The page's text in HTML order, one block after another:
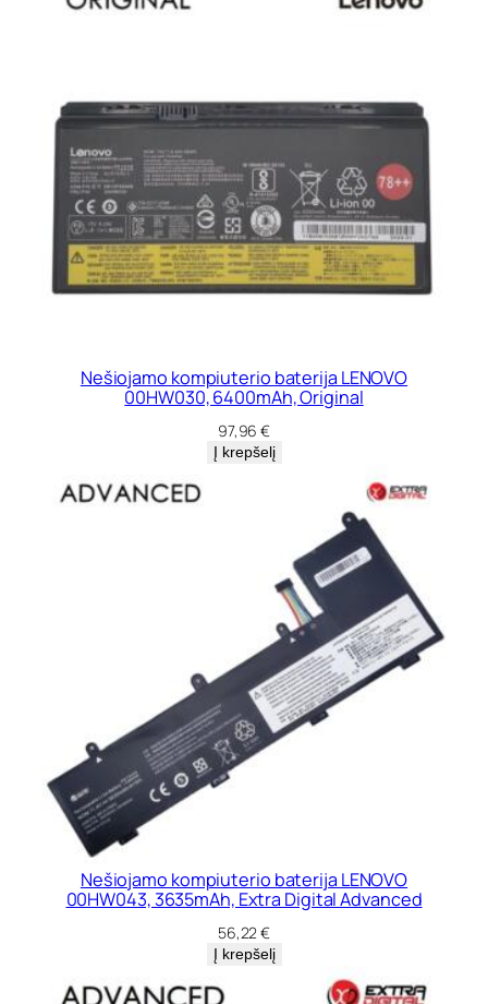
Nešiojamo kompiuterio baterija LENOVO
00HW030, 6400mAh, Original
97,96€
Į krepšelį
Nešiojamo kompiuterio baterija LENOVO
00HW043, 3635mAh, Extra Digital Advanced
56,22€
Į krepšelį